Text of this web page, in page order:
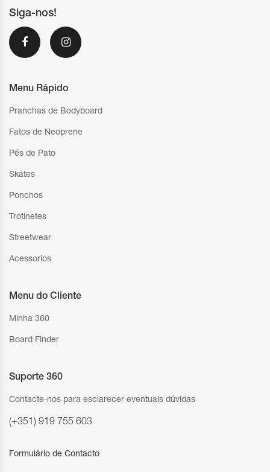
Siga-nos!
Menu Rápido
Pranchas de Bodyboard
Fatos de Neoprene
Pés de Pato
Skates
Ponchos
Trotinetes
Streetwear
Acessorios
Menu do Cliente
Minha 360
Board Finder
Suporte 360
Contacte-nos para esclarecer eventuais dúvidas
(+351) 919 755 603
Formulário de Contacto